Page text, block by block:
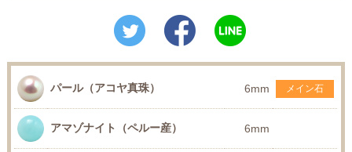
パール（アコヤ真珠） 6mm メイン石
アマゾナイト（ペルー産） 6mm